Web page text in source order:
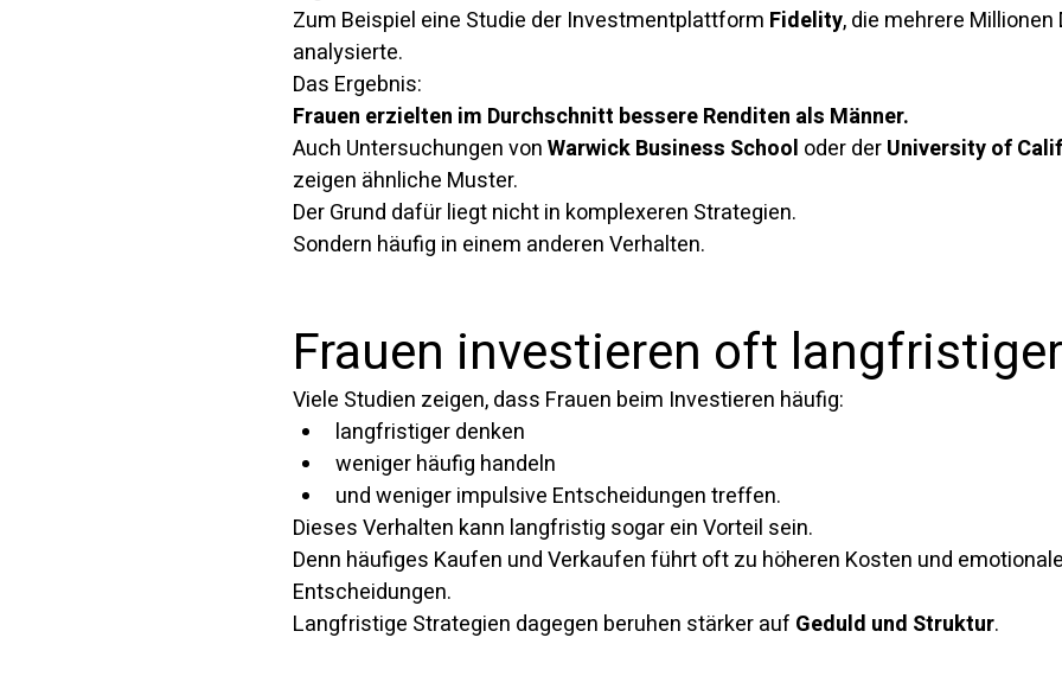
Zum Beispiel eine Studie der Investmentplattform Fidelity, die mehrere Millionen
analysierte.
Das Ergebnis:
Frauen erzielten im Durchschnitt bessere Renditen als Männer.
Auch Untersuchungen von Warwick Business School oder der University of
zeigen ähnliche Muster.
Der Grund dafür liegt nicht in komplexeren Strategien.
Sondern häufig in einem anderen Verhalten.
Frauen investieren oft langfristiger
Viele Studien zeigen, dass Frauen beim Investieren häufig:
langfristiger denken
weniger häufig handeln
und weniger impulsive Entscheidungen treffen.
Dieses Verhalten kann langfristig sogar ein Vorteil sein.
Denn häufiges Kaufen und Verkaufen führt oft zu höheren Kosten und
Entscheidungen.
Langfristige Strategien dagegen beruhen stärker auf Geduld und Struktur.